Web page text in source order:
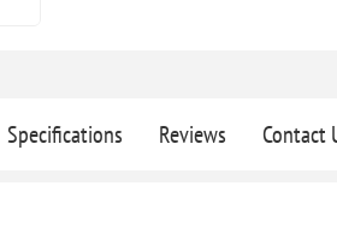
Specifications Reviews Contact